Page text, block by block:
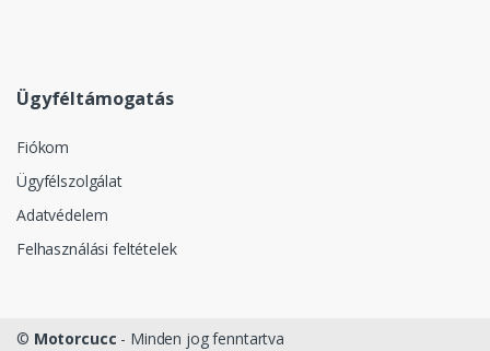
Ügyféltámogatás
Fiókom
Ügyfélszolgálat
Adatvédelem
Felhasználási feltételek
© Motorcucc - Minden jog fenntartva